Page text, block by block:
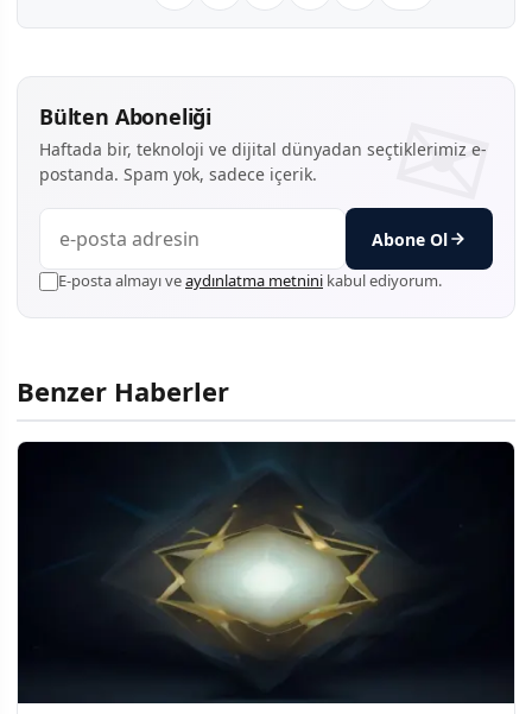
Bülten Aboneliği
Haftada bir, teknoloji ve dijital dünyadan seçtiklerimiz e-
postanda. Spam yok, sadece içerik.
Abone Ol
E-posta almayı veaydınlatma metnini kabul ediyorum.
Benzer Haberler